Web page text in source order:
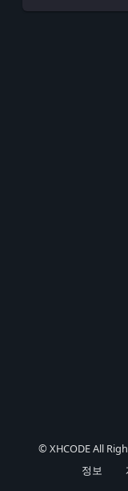
© XHCODE All
정보